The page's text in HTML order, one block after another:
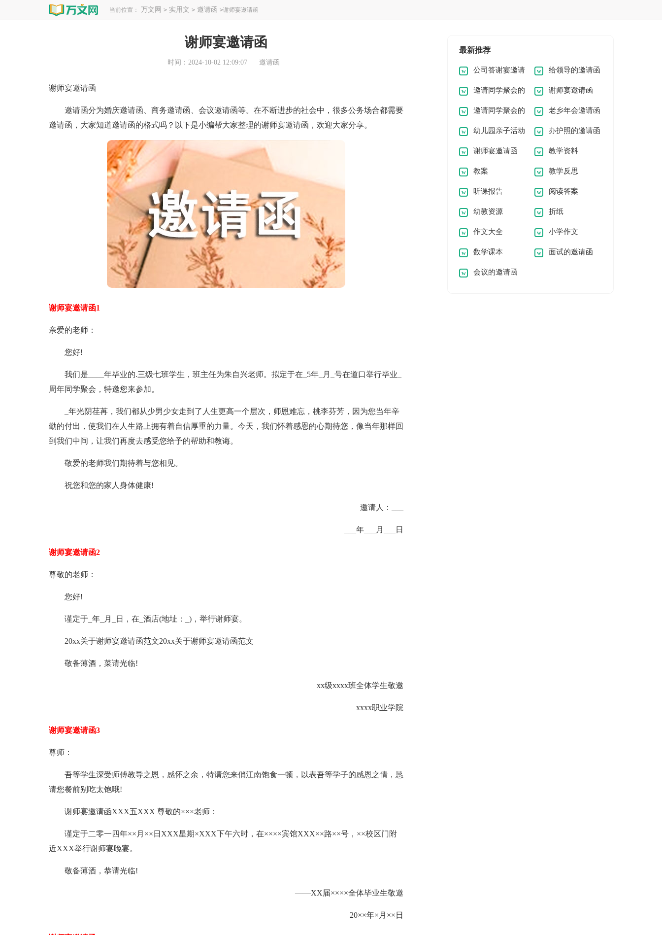
当前位置： 万文网 > 实用文 > 邀请函 >谢师宴邀请函
谢师宴邀请函
时间：2024-10-02 12:09:07 邀请函
谢师宴邀请函
邀请函分为婚庆邀请函、商务邀请函、会议邀请函等。在不断进步的社会中，很多公务场合都需要
邀请函，大家知道邀请函的格式吗？以下是小编帮大家整理的谢师宴邀请函，欢迎大家分享。
谢师宴邀请函1
亲爱的老师：
您好!
我们是____年毕业的.三级七班学生，班主任为朱自兴老师。拟定于在_5年_月_号在道口举行毕业_
周年同学聚会，特邀您来参加。
_年光阴荏苒，我们都从少男少女走到了人生更高一个层次，师恩难忘，桃李芬芳，因为您当年辛
勤的付出，使我们在人生路上拥有着自信厚重的力量。今天，我们怀着感恩的心期待您，像当年那样回
到我们中间，让我们再度去感受您给予的帮助和教诲。
敬爱的老师我们期待着与您相见。
祝您和您的家人身体健康!
邀请人：___
___年___月___日
谢师宴邀请函2
尊敬的老师：
您好!
谨定于_年_月_日，在_酒店(地址：_)，举行谢师宴。
20xx关于谢师宴邀请函范文20xx关于谢师宴邀请函范文
敬备薄酒，菜请光临!
xx级xxxx班全体学生敬邀
xxxx职业学院
谢师宴邀请函3
尊师：
吾等学生深受师傅教导之恩，感怀之余，特请您来俏江南饱食一顿，以表吾等学子的感恩之情，恳
请您餐前别吃太饱哦!
谢师宴邀请函XXX五XXX 尊敬的×××老师：
谨定于二零一四年××月××日XXX星期×XXX下午六时，在××××宾馆XXX××路××号，××校区门附
近XXX举行谢师宴晚宴。
敬备薄酒，恭请光临!
——XX届××××全体毕业生敬邀
20××年×月××日
最新推荐
公司答谢宴邀请
函
给领导的邀请函
邀请同学聚会的
邀请函
谢师宴邀请函
邀请同学聚会的
邀请函
老乡年会邀请函
幼儿园亲子活动
邀请函
办护照的邀请函
谢师宴邀请函 教学资料
教案 教学反思
听课报告 阅读答案
幼教资源 折纸
作文大全 小学作文
数学课本 面试的邀请函
会议的邀请函